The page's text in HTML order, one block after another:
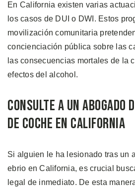
En California existen varias
los casos de DUI o DWI. Estos
movilización comunitaria
concienciación pública sobre las
las consecuencias mortales de la
efectos del alcohol.
Consulte a un Abogado
de Coche en California
Si alguien le ha lesionado tras un
ebrio en California, es crucial
legal de inmediato. De esta